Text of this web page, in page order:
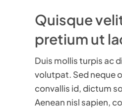
Quisque
pretium ut
Duis mollis turpis ac
volutpat. Sed neque
convallis id, dictum
Aenean nisl sapien,